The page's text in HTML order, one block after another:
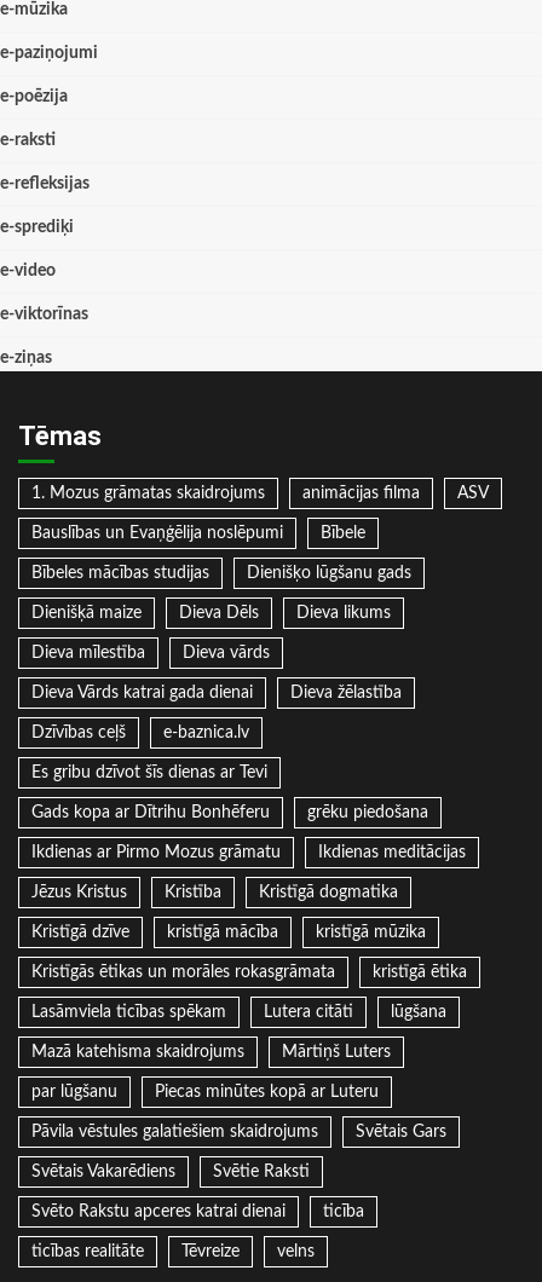
e-mūzika
e-paziņojumi
e-poēzija
e-raksti
e-refleksijas
e-sprediķi
e-video
e-viktorīnas
e-ziņas
Tēmas
1. Mozus grāmatas skaidrojums animācijas filma ASV
Bauslības un Evaņģēlija noslēpumi Bībele
Bībeles mācības studijas Dienišķo lūgšanu gads
Dienišķā maize Dieva Dēls Dieva likums
Dieva mīlestība Dieva vārds
Dieva Vārds katrai gada dienai Dieva žēlastība
Dzīvības ceļš e-baznica.lv
Es gribu dzīvot šīs dienas ar Tevi
Gads kopa ar Dītrihu Bonhēferu grēku piedošana
Ikdienas ar Pirmo Mozus grāmatu Ikdienas meditācijas
Jēzus Kristus Kristība Kristīgā dogmatika
Kristīgā dzīve kristīgā mācība kristīgā mūzika
Kristīgās ētikas un morāles rokasgrāmata kristīgā ētika
Lasāmviela ticības spēkam Lutera citāti lūgšana
Mazā katehisma skaidrojums Mārtiņš Luters
par lūgšanu Piecas minūtes kopā ar Luteru
Pāvila vēstules galatiešiem skaidrojums Svētais Gars
Svētais Vakarēdiens Svētie Raksti
Svēto Rakstu apceres katrai dienai ticība
ticības realitāte Tēvreize velns